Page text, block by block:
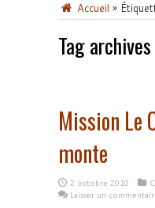
Accueil »
Tag
Mission Le
monte
2 octobre 2010
Laisser un